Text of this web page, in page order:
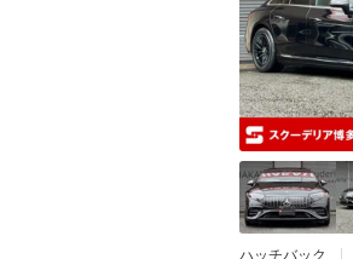
ハッチバック